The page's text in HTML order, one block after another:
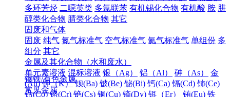
多环芳烃 二噁英类 多氯联苯 有机锡化合物 有机酸 胺 肼
醇类化合物 腈类化合物 其它
固废和气体
固废 纯气 氮气标准气 空气标准气 氦气标准气 单组份 多
组分 其它
金属及其化合物（水和废水）
单元素溶液 混标溶液 银（Ag） 铝（Al） 砷（As）
金
(Au) 钾（K） 钡(Ba) 铍(Be) 铋(Bi) 钙(Ca) 镉(Cd) 铈(Ce)
钴(Co) 铬(Cr) 铯(Cs) 铜(Cu) 镝(Dy) 铒（Er） 铕(Eu) 铁
钢铁/有色金属
常见金属